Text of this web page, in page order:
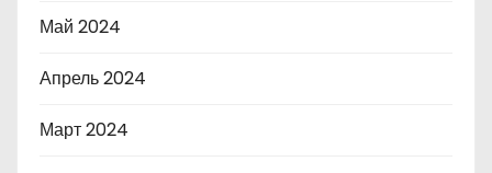
Май 2024
Апрель 2024
Март 2024